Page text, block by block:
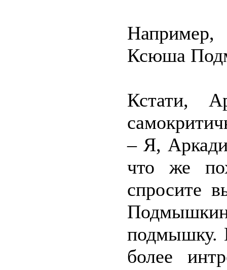
Ксюша
Кстати,
– Я,
что же
спросите
подмышку.
более